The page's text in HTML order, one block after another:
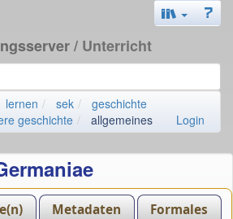
/ Unterricht
lernen sek
geschichte
geschichte allgemeines Login
Metadaten Formales